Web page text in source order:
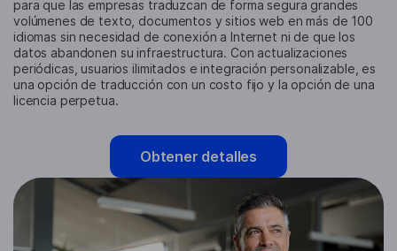
para que las empresas traduzcan de forma segura grandes
volúmenes de texto, documentos y sitios web en más de 100
idiomas sin necesidad de conexión a Internet ni de que los
datos abandonen su infraestructura. Con actualizaciones
periódicas, usuarios ilimitados e integración personalizable, es
una opción de traducción con un costo fijo y la opción de una
licencia perpetua.
Obtener detalles